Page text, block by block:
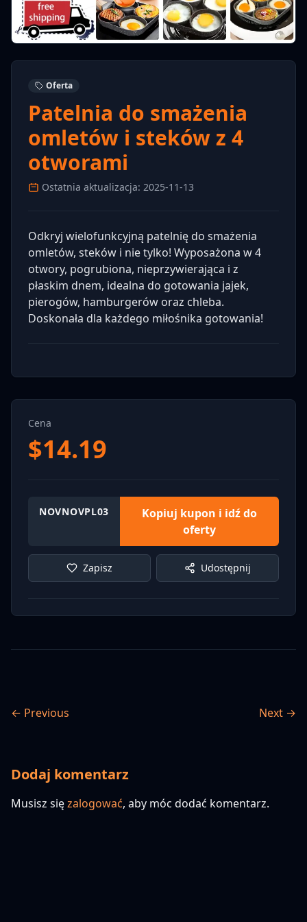
Oferta
Patelnia do smażenia
omletów i steków z 4
otworami
Ostatnia aktualizacja: 2025-11-13
Odkryj wielofunkcyjną patelnię do smażenia
omletów, steków i nie tylko! Wyposażona w 4
otwory, pogrubiona, nieprzywierająca i z
płaskim dnem, idealna do gotowania jajek,
pierogów, hamburgerów oraz chleba.
Doskonała dla każdego miłośnika gotowania!
Cena
$14.19
NOVNOVPL03
Kopiuj kupon i idź do
oferty
Zapisz Udostępnij
← Previous Next →
Dodaj komentarz
Musisz sięzalogować, aby móc dodać komentarz.